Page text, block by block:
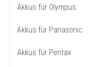
Akkus für Olympus
Akkus für Panasonic
Akkus für Pentax